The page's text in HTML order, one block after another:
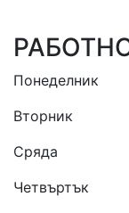
Понеделник
Вторник
Сряда
Четвъртък